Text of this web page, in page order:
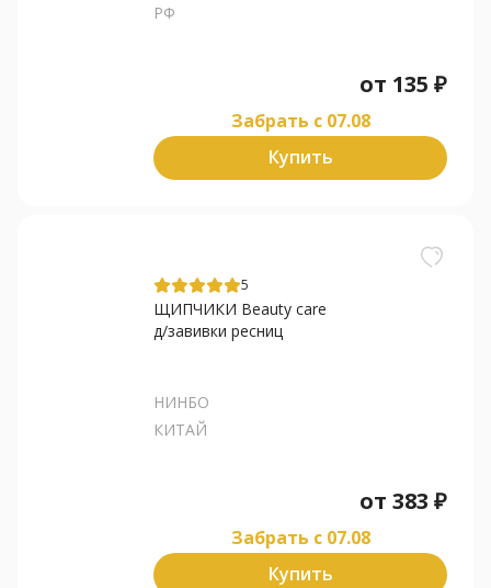
РФ
от 135 ₽
Забрать c 07.08
Купить
5
ЩИПЧИКИ Beauty care
д/завивки ресниц
НИНБО
КИТАЙ
от 383 ₽
Забрать c 07.08
Купить